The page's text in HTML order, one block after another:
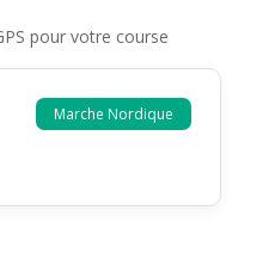
pour votre course
Marche Nordique